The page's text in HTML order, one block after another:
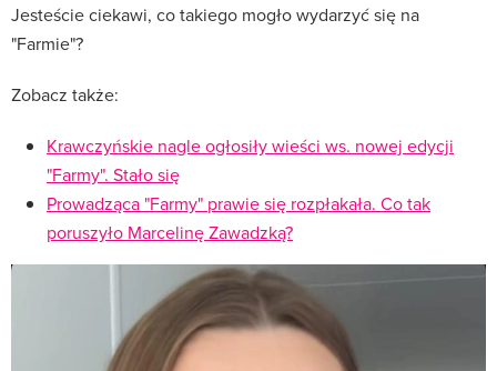
Jesteście ciekawi, co takiego mogło wydarzyć się na
"Farmie"?
Zobacz także:
Krawczyńskie nagle ogłosiły wieści ws. nowej edycji
"Farmy". Stało się
Prowadząca "Farmy" prawie się rozpłakała. Co tak
poruszyło Marcelinę Zawadzką?